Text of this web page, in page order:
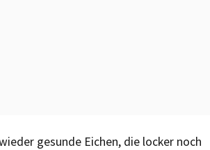
gesunde Eichen, die locker noch